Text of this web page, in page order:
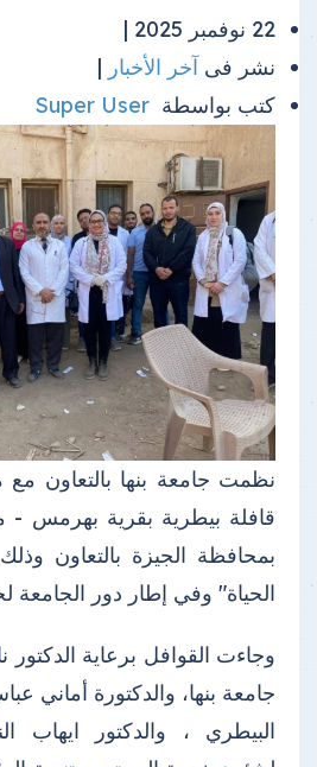
22 نوفمبر 2025 |
نشر فى آخر الأخبار |
كتب بواسطة Super User
نظمت جامعة بنها بالتعاون
قافلة بيطرية بقرية بهرمس -
بمحافظة الجيزة بالتعاون
الحياة" وفي إطار دور الجامعة
وجاءت القوافل برعاية
جامعة بنها، والدكتورة أماني
البيطري ، والدكتور ايهاب